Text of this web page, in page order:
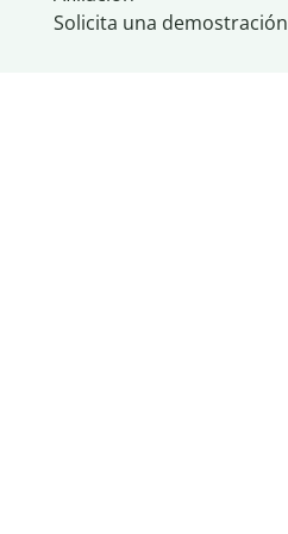
Solicita una demostración